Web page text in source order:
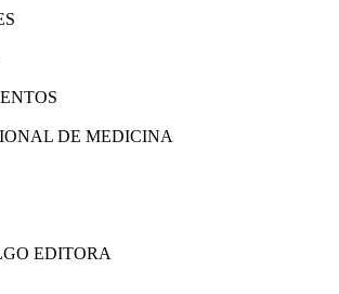
DE MEDICINA
EDITORA